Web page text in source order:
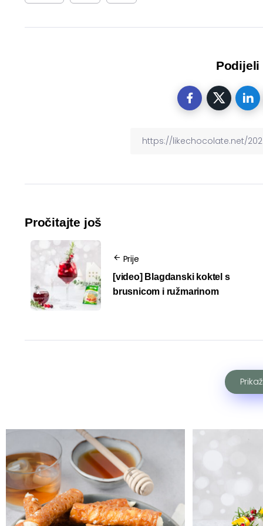
Pročitajte još
Prije
[video] Blagdanski koktel s
brusnicom i ružmarinom